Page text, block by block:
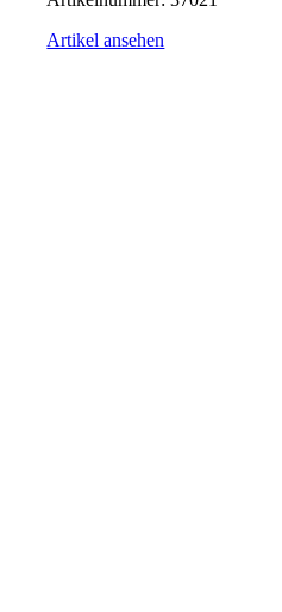
Artikel ansehen